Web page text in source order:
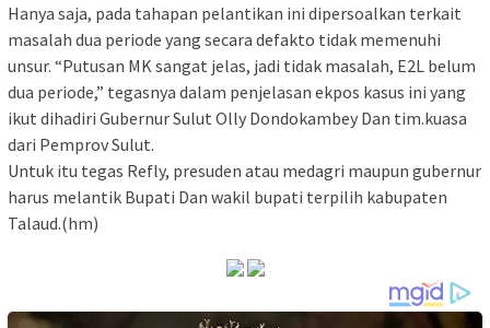
Hanya saja, pada tahapan pelantikan ini dipersoalkan terkait
masalah dua periode yang secara defakto tidak memenuhi
unsur. “Putusan MK sangat jelas, jadi tidak masalah, E2L belum
dua periode,” tegasnya dalam penjelasan ekpos kasus ini yang
ikut dihadiri Gubernur Sulut Olly Dondokambey Dan tim.kuasa
dari Pemprov Sulut.
Untuk itu tegas Refly, presuden atau medagri maupun gubernur
harus melantik Bupati Dan wakil bupati terpilih kabupaten
Talaud.(hm)